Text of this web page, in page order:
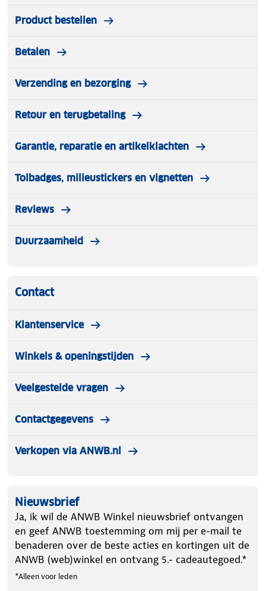
Product bestellen
Betalen
Verzending en bezorging
Retour en terugbetaling
Garantie, reparatie en artikelklachten
Tolbadges, milieustickers en vignetten
Reviews
Duurzaamheid
Contact
Klantenservice
Winkels & openingstijden
Veelgestelde vragen
Contactgegevens
Verkopen via ANWB.nl
Nieuwsbrief
Ja, ik wil de ANWB Winkel nieuwsbrief ontvangen
en geef ANWB toestemming om mij per e-mail te
benaderen over de beste acties en kortingen uit de
ANWB (web)winkel en ontvang 5.- cadeautegoed.*
*Alleen voor leden